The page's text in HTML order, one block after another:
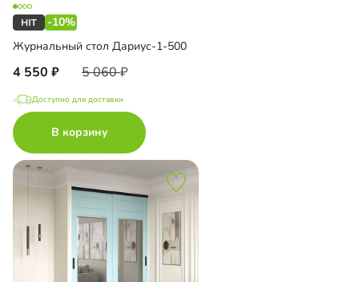
-10%
Журнальный стол Дариус-1-500
4 550 5 060
Доступно для доставки
В корзину